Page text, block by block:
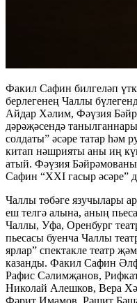
Факил Сафин билгеләп
берлегенең Чаллы
Айдар Хәлим, Фәүзия
дәрәҗәсендә
солдаты” әсәре татар һәм
китап нәшрияты аны иң
атый. Фәүзия
Сафин “XXI гасыр әсәре”
Чаллы төбәге язучылары
еш телгә алына, аның
Чаллы, Уфа, Оренбург
пьесасы буенча Чаллы
ярлар” спектакле театр
казанды. Факил Сафин
Рафис Сәлимҗанов,
Николай Алешков, Вера
Фәрит Имамов, Рәшит